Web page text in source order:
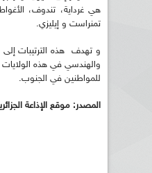
هي غرداية، تندوف،
تمنراست و إيليزي.
و تهدف هذه الترتيبات إلى
والهندسي في هذه
للمواطنين في الجنوب.
المصدر: موقع الإذاعة